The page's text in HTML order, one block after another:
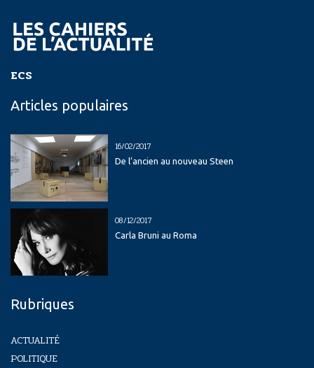
ECS
Articles populaires
16/02/2017
De l’ancien au nouveau Steen
08/12/2017
Carla Bruni au Roma
Rubriques
ACTUALITÉ
POLITIQUE